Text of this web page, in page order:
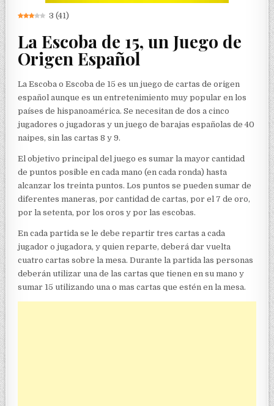
3 (41)
La Escoba de 15, un Juego de
Origen Español
La Escoba o Escoba de 15 es un juego de cartas de origen
español aunque es un entretenimiento muy popular en los
países de hispanoamérica. Se necesitan de dos a cinco
jugadores o jugadoras y un juego de barajas españolas de 40
naipes, sin las cartas 8 y 9.
El objetivo principal del juego es sumar la mayor cantidad
de puntos posible en cada mano (en cada ronda) hasta
alcanzar los treinta puntos. Los puntos se pueden sumar de
diferentes maneras, por cantidad de cartas, por el 7 de oro,
por la setenta, por los oros y por las escobas.
En cada partida se le debe repartir tres cartas a cada
jugador o jugadora, y quien reparte, deberá dar vuelta
cuatro cartas sobre la mesa. Durante la partida las personas
deberán utilizar una de las cartas que tienen en su mano y
sumar 15 utilizando una o mas cartas que estén en la mesa.